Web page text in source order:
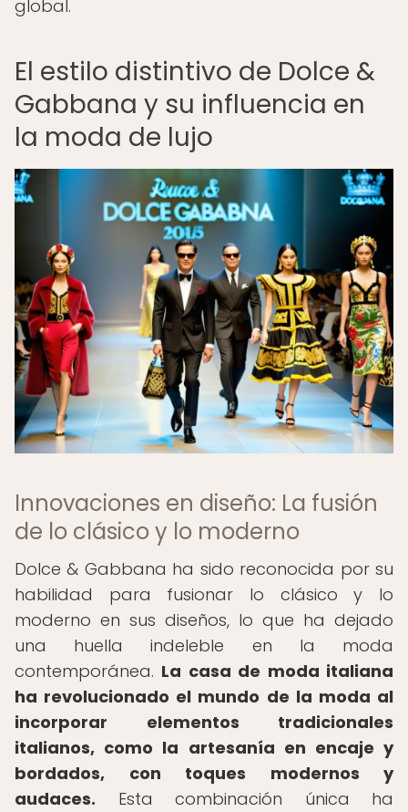
global.
El estilo distintivo de Dolce &
Gabbana y su influencia en
la moda de lujo
Innovaciones en diseño: La fusión
de lo clásico y lo moderno
Dolce & Gabbana ha sido reconocida por su
habilidad para fusionar lo clásico y lo
moderno en sus diseños, lo que ha dejado
una huella indeleble en la moda
contemporánea. La casa de moda italiana
ha revolucionado el mundo de la moda al
incorporar elementos tradicionales
italianos, como la artesanía en encaje y
bordados, con toques modernos y
audaces. Esta combinación única ha